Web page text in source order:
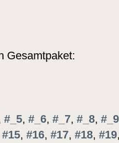
Gesamtpaket:
#_5, #_6, #_7, #_8, #_9
#15, #16, #17, #18, #19